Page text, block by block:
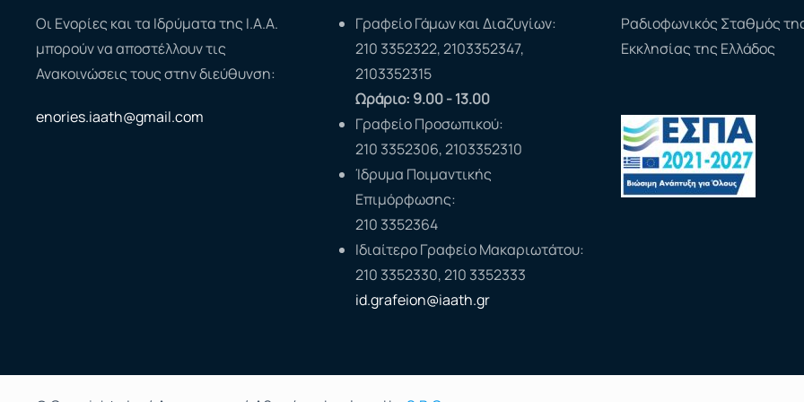
Οι Ενορίες και τα Ιδρύματα της Ι.Α.Α.
μπορούν να αποστέλλουν τις
Ανακοινώσεις τους στην διεύθυνση:
enories.iaath@gmail.com
Γραφείο Γάμων και Διαζυγίων:
210 3352322, 2103352347,
2103352315
Ωράριο: 9.00 - 13.00
Γραφείο Προσωπικού:
210 3352306, 2103352310
Ίδρυμα Ποιμαντικής
Επιμόρφωσης:
210 3352364
Ιδιαίτερο Γραφείο Μακαριωτάτου:
210 3352330, 210 3352333
id.grafeion@iaath.gr
Ραδιοφωνικός Σταθμός
Εκκλησίας της Ελλάδος